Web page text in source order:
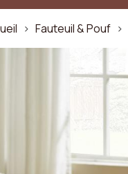
Fauteuil & Pouf